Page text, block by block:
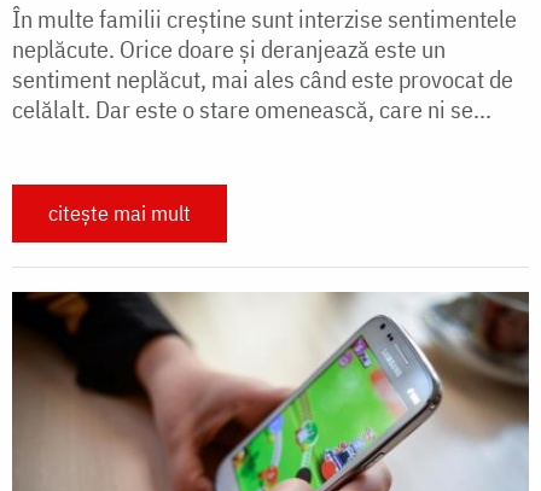
În multe familii creştine sunt interzise sentimentele
neplăcute. Orice doare şi deranjează este un
sentiment neplăcut, mai ales când este provocat de
celălalt. Dar este o stare omenească, care ni se...
citește mai mult